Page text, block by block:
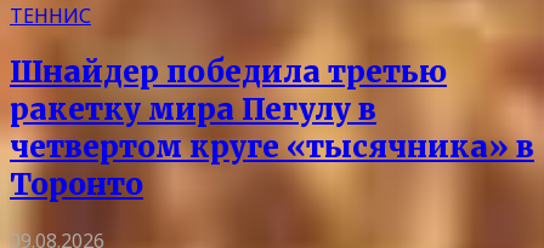
ТЕННИС
Шнайдер победила третью
ракетку мира Пегулу в
четвертом круге «тысячника» в
Торонто
09.08.2026